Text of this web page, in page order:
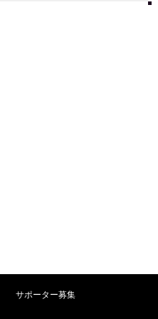
サポーター募集